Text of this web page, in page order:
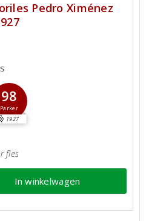
Pedro Ximénez
98
Parker
1927
fles
In winkelwagen